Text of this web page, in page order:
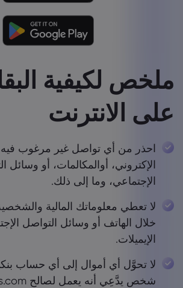
ملخص لكيفية
على الانترنت
احذر من أي تواصل غير مرغوب فيه
الإكتروني، أوالمكالمات، أو وسائل
الإجتماعي، وما إلى ذلك.
لا تعطي معلوماتك المالية
خلال الهاتف أو وسائل التواصل
الإيميلات.
لا تحوَّل أي أموال إلى أي حساب
شخص يدَّعِي أنه يعمل لصالح markets.com.